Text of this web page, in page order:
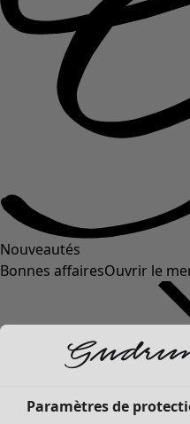
Nouveautés
Bonnes affairesOuvrir le
Paramètres de